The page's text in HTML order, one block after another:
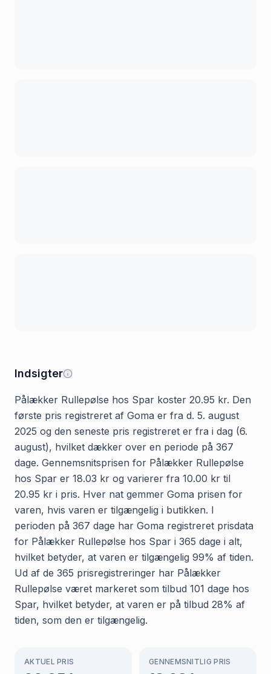
Indsigter
Pålækker Rullepølse hos Spar koster 20.95 kr. Den
første pris registreret af Goma er fra d. 5. august
2025 og den seneste pris registreret er fra i dag (6.
august), hvilket dækker over en periode på 367
dage. Gennemsnitsprisen for Pålækker Rullepølse
hos Spar er 18.03 kr og varierer fra 10.00 kr til
20.95 kr i pris. Hver nat gemmer Goma prisen for
varen, hvis varen er tilgængelig i butikken. I
perioden på 367 dage har Goma registreret prisdata
for Pålækker Rullepølse hos Spar i 365 dage i alt,
hvilket betyder, at varen er tilgængelig 99% af tiden.
Ud af de 365 prisregistreringer har Pålækker
Rullepølse været markeret som tilbud 101 dage hos
Spar, hvilket betyder, at varen er på tilbud 28% af
tiden, som den er tilgængelig.
AKTUEL PRIS GENNEMSNITLIG PRIS